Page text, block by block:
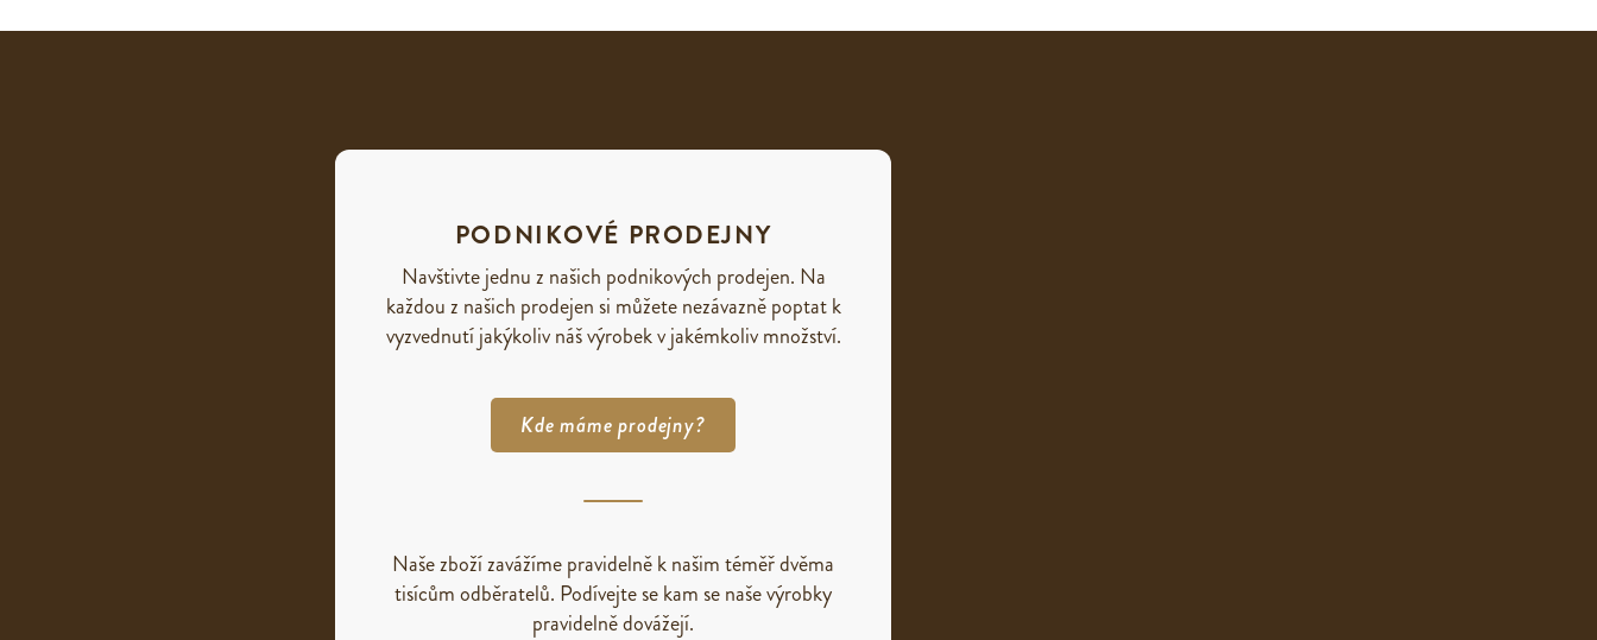
PODNIKOVÉ PRODEJNY
Navštivte jednu z našich podnikových prodejen. Na
každou z našich prodejen si můžete nezávazně poptat k
vyzvednutí jakýkoliv náš výrobek v jakémkoliv množství.
Kde máme prodejny?
Naše zboží zavážíme pravidelně k našim téměř dvěma
tisícům odběratelů. Podívejte se kam se naše výrobky
pravidelně dovážejí.